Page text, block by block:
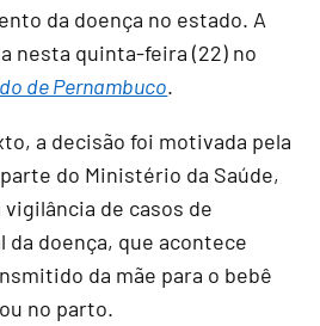
da doença no estado. A
nesta quinta-feira (22) no
de Pernambuco.
a decisão foi motivada pela
do Ministério da Saúde,
de casos de
doença, que acontece
da mãe para o bebê
no parto.